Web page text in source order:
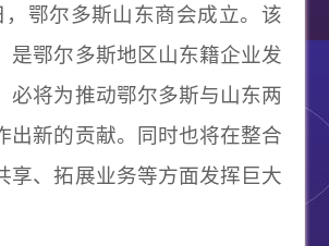
鄂尔多斯山东商会成立。该
是鄂尔多斯地区山东籍企业发
必将为推动鄂尔多斯与山东两
出新的贡献。同时也将在整合
享、拓展业务等方面发挥巨大